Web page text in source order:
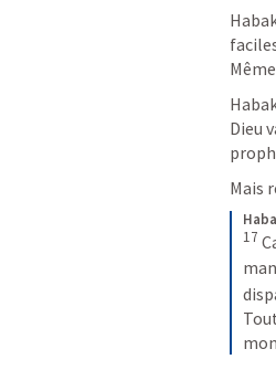
Dieu
Mais
17